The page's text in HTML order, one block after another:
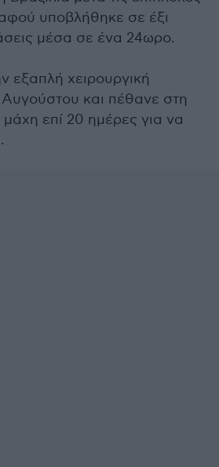
υποβλήθηκε σε έξι
μέσα σε ένα 24ωρο.
εξαπλή χειρουργική
και πέθανε στη
επί 20 ημέρες για να